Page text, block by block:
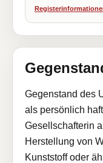
Gegenstand des
als persönlich
Gesellschafterin
Herstellung von
Kunststoff oder